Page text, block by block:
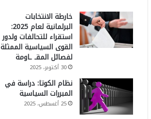
خارطة الانتخابات
البرلمانية لعام 2025:
استقراء للتحالفات ولدور
القوى السياسية الممثلة
لفصائل المقـ ـاومة
30 أكتوبر، 2025
نظام الكوتا: دراسة في
المبررات السياسية
25 أغسطس، 2025